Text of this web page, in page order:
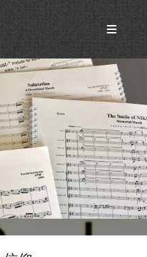
open
primary
menu
rights reserved.